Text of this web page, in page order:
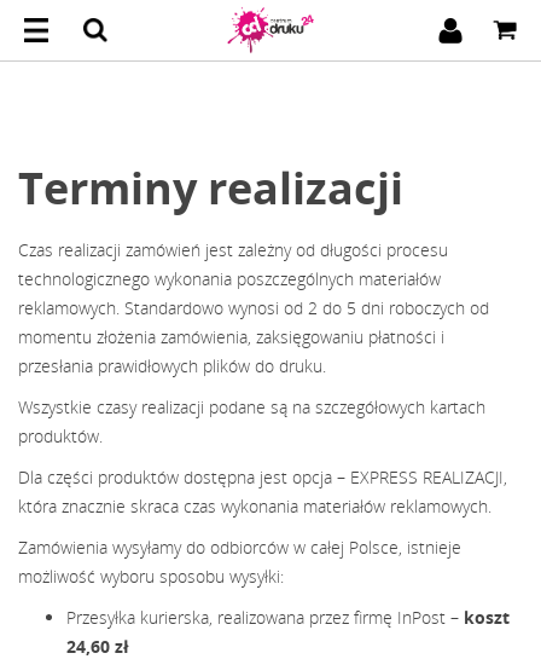
Terminy realizacji
Czas realizacji zamówień jest zależny od długości procesu
technologicznego wykonania poszczególnych materiałów
reklamowych. Standardowo wynosi od 2 do 5 dni roboczych od
momentu złożenia zamówienia, zaksięgowaniu płatności i
przesłania prawidłowych plików do druku.
Wszystkie czasy realizacji podane są na szczegółowych kartach
produktów.
Dla części produktów dostępna jest opcja – EXPRESS REALIZACJI,
która znacznie skraca czas wykonania materiałów reklamowych.
Zamówienia wysyłamy do odbiorców w całej Polsce, istnieje
możliwość wyboru sposobu wysyłki:
Przesyłka kurierska, realizowana przez firmę InPost – koszt
24,60 zł